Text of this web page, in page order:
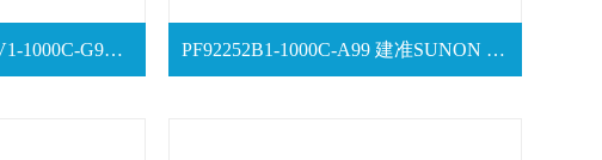
SUNON建准 MF50151V1-1000C-G99 12V PF92252B1-1000C-A99 建准SUNON 9225mm 24V